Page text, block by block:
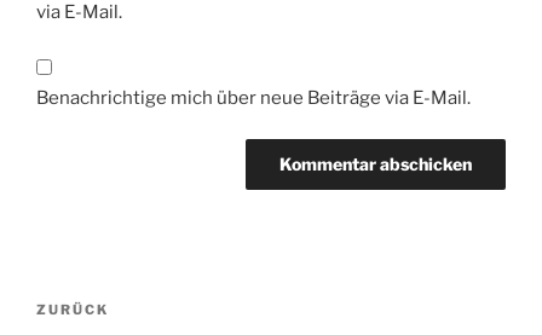
via E-Mail.
Benachrichtige mich über neue Beiträge via E-Mail.
Beitragsnavigation
Vorheriger
ZURÜCK